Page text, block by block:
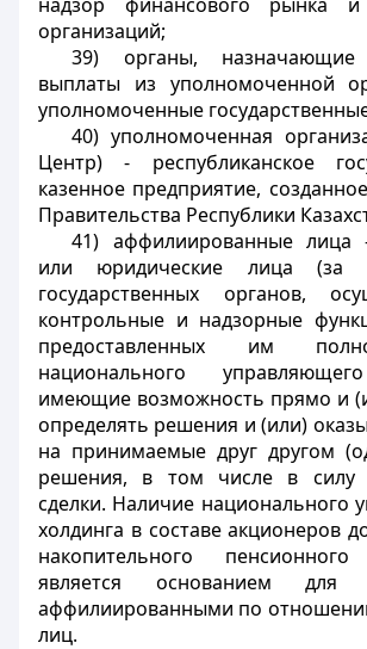
организаций;
39) органы, назначающие
выплаты из уполномоченной
уполномоченные
40) уполномоченная
Центр) - республиканское
казенное предприятие,
Правительства Республики
41) аффилиированные лица
или юридические лица (за
государственных органов,
контрольные и надзорные
предоставленных им
национального
имеющие возможность прямо и
определять решения и (или)
на принимаемые друг другом
решения, в том числе в силу
сделки. Наличие национального
холдинга в составе акционеров
накопительного
является основанием для
аффилиированными по
лиц.